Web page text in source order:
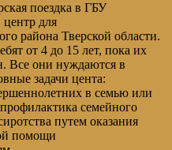
поездка в ГБУ
для
района Тверской области.
от 4 до 15 лет, пока их
Все они нуждаются в
задачи цента:
в семью или
семейного
путем оказания
помощи